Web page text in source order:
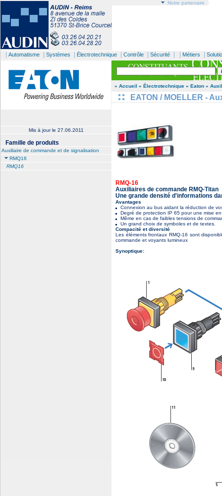
Notre partenaire
Automatisme Systèmes Électrotechnique Contrôle Sécurité Métiers
Mis à jour le 27.06.2011
Famille de produits
Auxiliaire de commande et de signalisation
RMQ16
RMQ16
» Accueil » Électrotechnique » Eaton »
EATON / MOELLER -
RMQ-16
Auxiliaires de commande RMQ-Titan
Une grande densité d'informations
Avantages
Connexion au bus aidant la réduction de
Degré de protection IP 65 pour une mise
Même en cas de faibles tensions de
Un grand choix de symboles et de textes.
Compacité et diversité
Les éléments frontaux RMQ-16 sont
commande et voyants lumineux
Synoptique: